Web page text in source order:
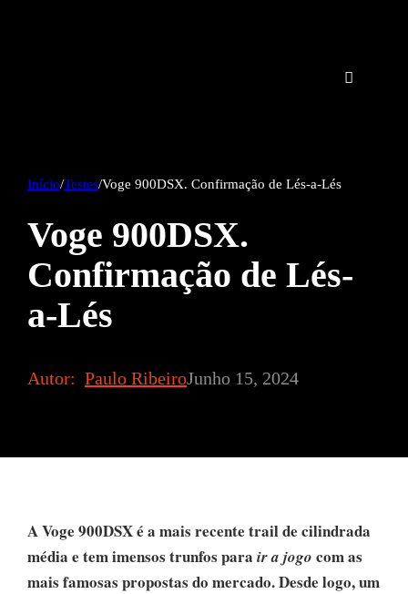
Início/Testes/Voge 900DSX. Confirmação de Lés-a-Lés
Voge 900DSX.
Confirmação de Lés-
a-Lés
Autor: Paulo RibeiroJunho 15, 2024
A Voge 900DSX é a mais recente trail de cilindrada
média e tem imensos trunfos para ir a jogo com as
mais famosas propostas do mercado. Desde logo, um